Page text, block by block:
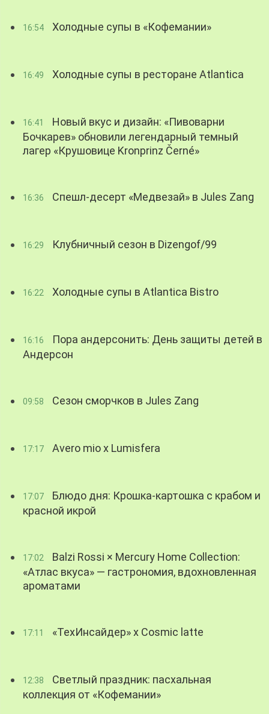
16:54 Холодные супы в «Кофемании»
16:49 Холодные супы в ресторане Atlantica
16:41
Новый вкус и дизайн: «Пивоварни
Бочкарев» обновили легендарный темный
лагер «Крушовице Kronprinz Černé»
16:36 Спешл-десерт «Медвезай» в Jules Zang
16:29 Клубничный сезон в Dizengof/99
16:22 Холодные супы в Atlantica Bistro
16:16
Пора андерсонить: День защиты детей в
Андерсон
09:58 Сезон сморчков в Jules Zang
17:17 Avero mio x Lumisfera
17:07
Блюдо дня: Крошка-картошка с крабом и
красной икрой
17:02
Balzi Rossi × Mercury Home Collection:
«Атлас вкуса» — гастрономия, вдохновленная
ароматами
17:11 «ТехИнсайдер» х Cosmic latte
12:38
Светлый праздник: пасхальная
коллекция от «Кофемании»